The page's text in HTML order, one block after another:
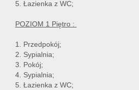
5. Łazienka z WC;
POZIOM 1 Piętro :
1. Przedpokój;
2. Sypialnia;
3. Pokój;
4. Sypialnia;
5. Łazienka z WC;